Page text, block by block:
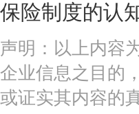
保险制度的认
声明：以上内容
企业信息之目的
或证实其内容的